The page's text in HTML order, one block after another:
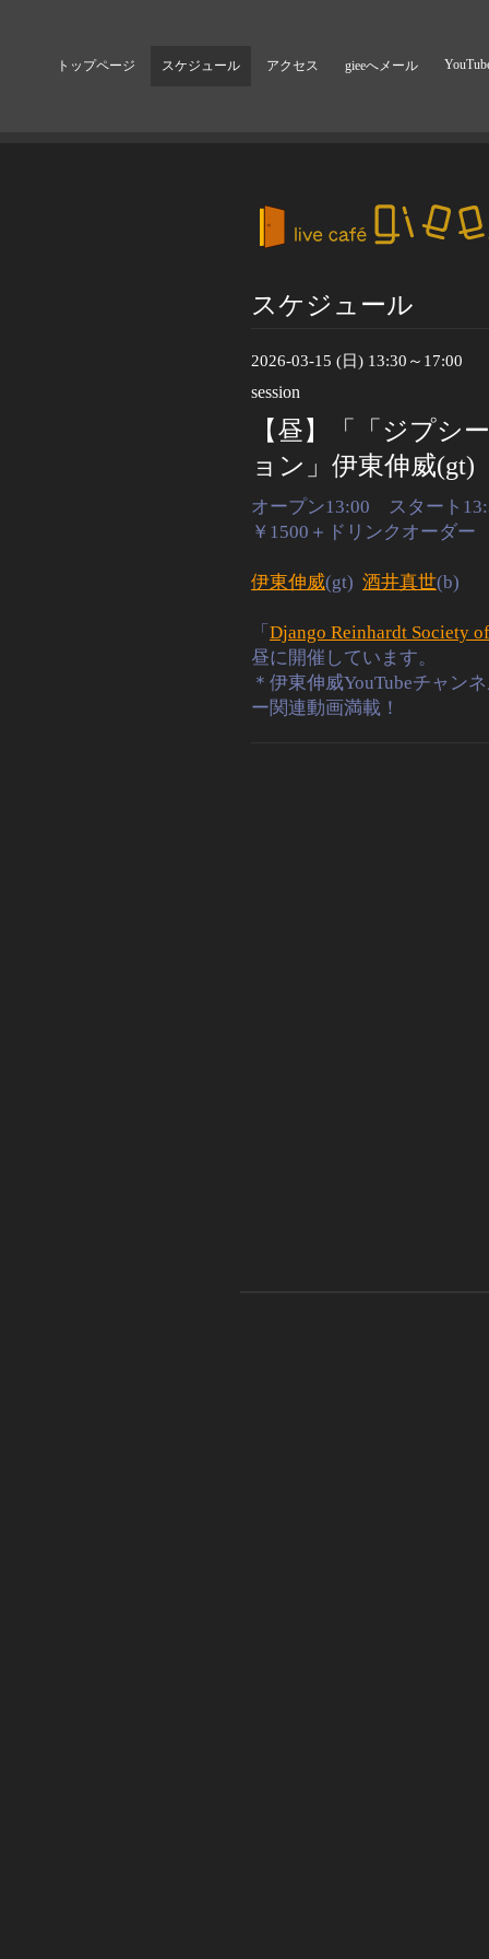
トップページ スケジュール アクセス gieeへメール
スケジュール
2026-03-15 (日) 13:30～17:00
session
【昼】「「ジプシ
ョン」伊東伸威(gt)
オープン13:00 スタート
￥1500＋ドリンクオーダ
伊東伸威(gt) 酒井真世(b)
「 Django Reinhardt Society
昼に開催しています。
＊伊東伸威YouTubeチャン
ー関連動画満載！